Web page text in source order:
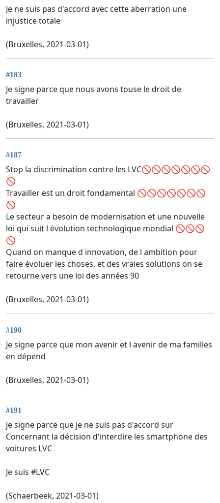
Je ne suis pas d'accord avec cette aberration une
injustice totale
(Bruxelles, 2021-03-01)
#183
Je signe parce que nous avons touse le droit de
travailler
(Bruxelles, 2021-03-01)
#187
Stop la discrimination contre les LVC🚫🚫🚫🚫🚫🚫🚫
🚫
Travailler est un droit fondamental 🚫🚫🚫🚫🚫🚫🚫
🚫
Le secteur a besoin de modernisation et une nouvelle
loi qui suit l évolution technologique mondial 🚫🚫🚫
🚫
Quand on manque d innovation, de l ambition pour
faire évoluer les choses, et des vraies solutions on se
retourne vers une loi des années 90
(Bruxelles, 2021-03-01)
#190
Je signe parce que mon avenir et l avenir de ma familles
en dépend
(Bruxelles, 2021-03-01)
#191
je signe parce que je ne suis pas d'accord sur
Concernant la décision d'interdire les smartphone des
voitures LVC
Je suis #LVC
(Schaerbeek, 2021-03-01)